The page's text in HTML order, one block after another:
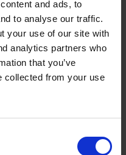
and ads, to
to analyse our traffic.
your use of our site with
analytics partners who
that you’ve
collected from your use
ruta que te lleva al
Ibones de las
Cabana Sorda,
Isla. Para los que
más!!!) esta
hasta los
Lagos
por elPort de
y seguir la